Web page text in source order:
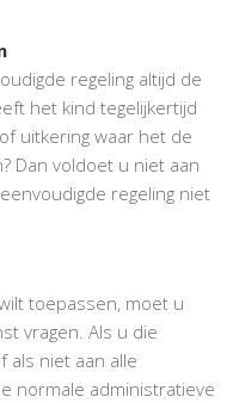
regeling altijd de
het kind tegelijkertijd
uitkering waar het de
Dan voldoet u niet aan
regeling niet
toepassen, moet u
vragen. Als u die
als niet aan alle
normale administratieve